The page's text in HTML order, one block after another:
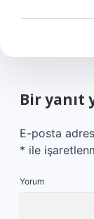
Bir yanıt
E-posta
* ile
Yorum